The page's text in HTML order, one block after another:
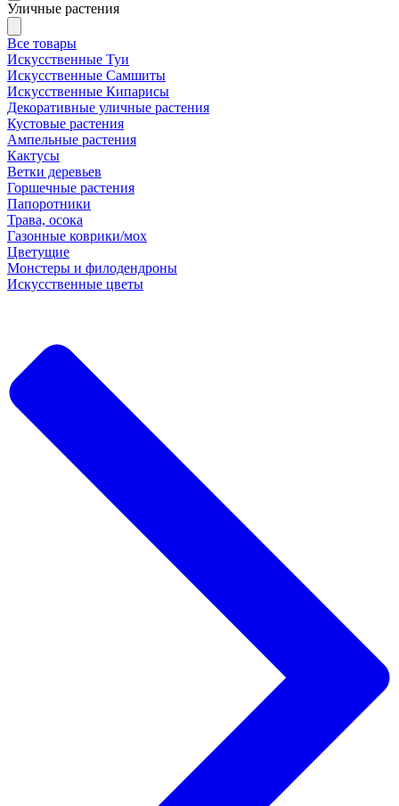
Уличные растения
Все товары
Искусственные Туи
Искусственные Самшиты
Искусственные Кипарисы
Декоративные уличные растения
Кустовые растения
Ампельные растения
Кактусы
Ветки деревьев
Горшечные растения
Папоротники
Трава, осока
Газонные коврики/мох
Цветущие
Монстеры и филодендроны
Искусственные цветы